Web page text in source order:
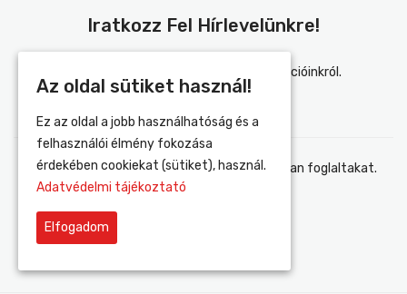
Iratkozz Fel Hírlevelünkre!
Értesülj elsőként újdonságainkról és akcióinkról.
Elfogadom az adatvédelmi tájékoztatóban foglaltakat.
Az oldal sütiket használ!
Ez az oldal a jobb használhatóság és a
felhasználói élmény fokozása
érdekében cookiekat (sütiket), használ.
Adatvédelmi tájékoztató
Elfogadom